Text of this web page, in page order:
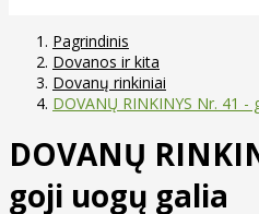
Pagrindinis
Dovanos ir kita
Dovanų rinkiniai
DOVANŲ RINKINYS Nr. 41 -
DOVANŲ
goji uogų galia